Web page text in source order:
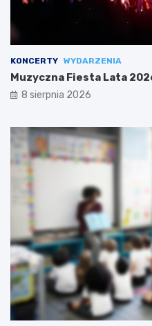
KONCERTY WYDARZENIA
Muzyczna Fiesta Lata
8 sierpnia 2026